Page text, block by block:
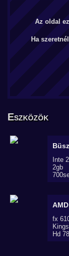
Az oldal
Ha
Eszközök
Inte
2gb
fx
Hd